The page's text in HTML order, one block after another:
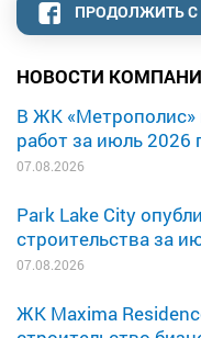
НОВОСТИ
В ЖК «Метрополис»
работ за июль 2026
07.08.2026
Park Lake City
строительства за
07.08.2026
ЖК Maxima
ПРОДОЛЖИТЬ С